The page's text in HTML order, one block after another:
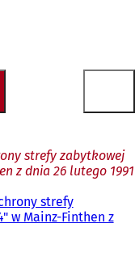
strefy zabytkowej
z dnia 26 lutego 1991
strefy
w Mainz-Finthen z